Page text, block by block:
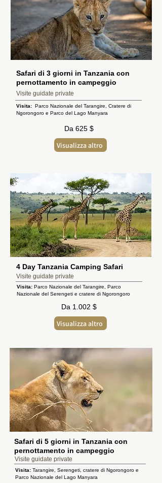
Safari di 3 giorni in Tanzania con
pernottamento in campeggio
Visite guidate private
Visita: Parco Nazionale del Tarangire, Cratere di
Ngorongoro e Parco del Lago Manyara
Da 625 $
Visualizza altro
4 Day Tanzania Camping Safari
Visite guidate private
Visita: Parco Nazionale del Tarangire, Parco
Nazionale del Serengeti e cratere di Ngorongoro
Da 1.002 $
Visualizza altro
Safari di 5 giorni in Tanzania con
pernottamento in campeggio
Visite guidate private
Visita: Tarangire, Serengeti, cratere di Ngorongoro e
Parco Nazionale del Lago Manyara